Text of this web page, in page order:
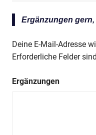
Ergänzungen
Deine E-Mail-Adresse
Erforderliche Felder
Ergänzungen